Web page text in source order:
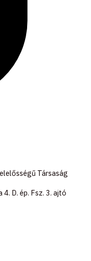
Társaság
D. ép. Fsz. 3. ajtó